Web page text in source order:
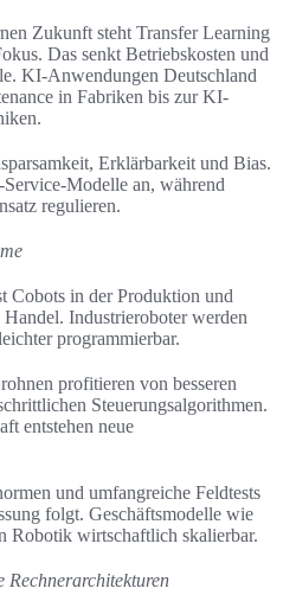
Zukunft steht Transfer Learning
Das senkt Betriebskosten und
KI-Anwendungen Deutschland
in Fabriken bis zur KI-
Erklärbarkeit und Bias.
Modelle an, während
regulieren.
Cobots in der Produktion und
Industrieroboter werden
programmierbar.
profitieren von besseren
Steuerungsalgorithmen.
entstehen neue
und umfangreiche Feldtests
folgt. Geschäftsmodelle wie
Robotik wirtschaftlich skalierbar.
Rechnerarchitekturen